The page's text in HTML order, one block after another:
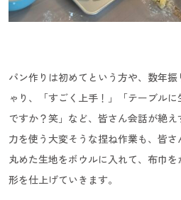
パン作りは初めてという方や、数年
ゃり、「すごく上手！」「テーブル
ですか？笑」など、皆さん会話が絶え
力を使う大変そうな捏ね作業も、皆さ
丸めた生地をボウルに入れて、布巾
形を仕上げていきます。